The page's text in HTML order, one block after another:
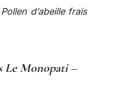
d’abeille frais
Le Monopati –